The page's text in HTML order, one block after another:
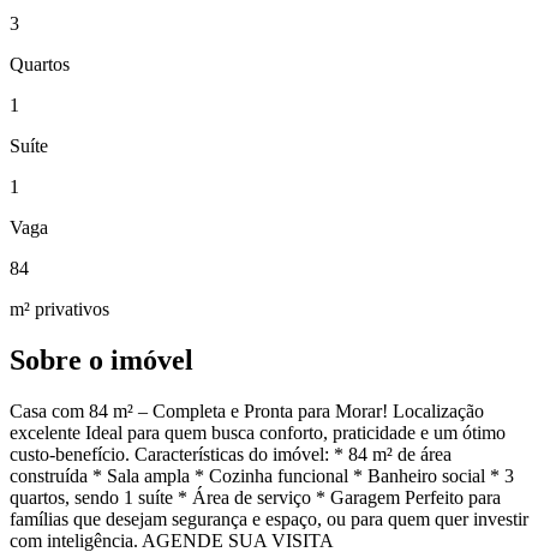
3
Quartos
1
Suíte
1
Vaga
84
m² privativos
Sobre o imóvel
Casa com 84 m² – Completa e Pronta para Morar! Localização
excelente Ideal para quem busca conforto, praticidade e um ótimo
custo-benefício. Características do imóvel: * 84 m² de área
construída * Sala ampla * Cozinha funcional * Banheiro social * 3
quartos, sendo 1 suíte * Área de serviço * Garagem Perfeito para
famílias que desejam segurança e espaço, ou para quem quer investir
com inteligência. AGENDE SUA VISITA